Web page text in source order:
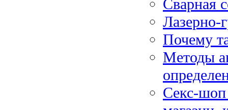
Сварная
Лазерно-
Почему
Методы
Секс-шоп